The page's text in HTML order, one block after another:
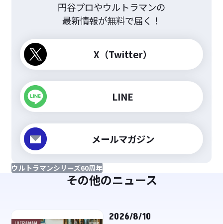
円谷プロやウルトラマンの
最新情報が無料で届く！
X（Twitter）
LINE
メールマガジン
ウルトラマンシリーズ60周年
その他のニュース
2026/8/10